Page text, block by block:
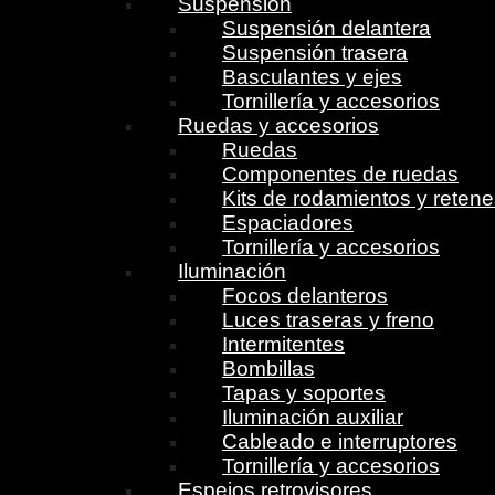
Suspensión delantera
Suspensión trasera
Basculantes y ejes
Tornillería y accesorios
Ruedas y accesorios
Ruedas
Componentes de ruedas
Kits de rodamientos y
Espaciadores
Tornillería y accesorios
Iluminación
Focos delanteros
Luces traseras y freno
Intermitentes
Bombillas
Tapas y soportes
Iluminación auxiliar
Cableado e interruptores
Tornillería y accesorios
Espejos retrovisores